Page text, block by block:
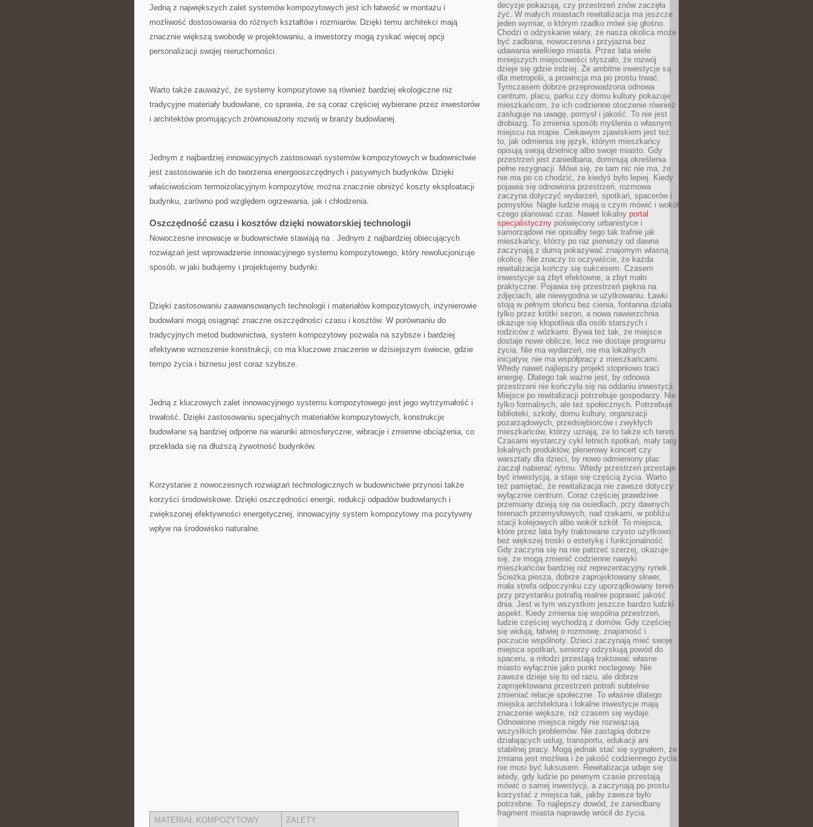
Jedną z największych ⁢zalet systemów kompozytowych ‌jest ich ‍łatwość w⁤ montażu ⁣i
możliwość dostosowania do różnych kształtów i rozmiarów. Dzięki temu architekci ⁢mają
znacznie większą swobodę w projektowaniu, a inwestorzy mogą zyskać więcej⁢ opcji
personalizacji swojej ⁣nieruchomości.
Warto także zauważyć, że systemy kompozytowe są​ również‍ bardziej⁤ ekologiczne niż ​
tradycyjne materiały budowlane,​ co sprawia, że są coraz częściej ‌wybierane przez inwestorów
⁣i architektów‍ promujących⁢ zrównoważony rozwój w ​branży ​budowlanej.
Jednym ⁤z najbardziej innowacyjnych zastosowań systemów kompozytowych w budownictwie
jest zastosowanie⁣ ich do‌ tworzenia energooszczędnych​ i pasywnych ‍budynków. ⁢Dzięki
właściwościom termoizolacyjnym kompozytów, można ⁤znacznie obniżyć ‍koszty⁣ eksploatacji⁢
budynku, zarówno pod względem ogrzewania, jak i chłodzenia.
Oszczędność czasu ⁤i kosztów dzięki nowatorskiej technologii
Nowoczesne innowacje w budownictwie stawiają⁤ na . Jednym z najbardziej obiecujących
rozwiązań jest ​wprowadzenie innowacyjnego ⁢systemu kompozytowego, który rewolucjonizuje ​
sposób, w jaki budujemy i projektujemy budynki.
Dzięki zastosowaniu zaawansowanych technologii i materiałów kompozytowych,⁣ inżynierowie
budowlani ⁤mogą osiągnąć znaczne oszczędności czasu i kosztów. W ‌porównaniu do
tradycyjnych metod budownictwa, system kompozytowy pozwala na szybsze i bardziej
efektywne wznoszenie konstrukcji, co⁢ ma​ kluczowe znaczenie ⁢w dzisiejszym świecie, gdzie
tempo życia ⁣i ​biznesu jest⁤ coraz szybsze.
Jedną z kluczowych⁢ zalet‌ innowacyjnego⁣ systemu kompozytowego jest ⁤jego wytrzymałość ‍i
trwałość. Dzięki zastosowaniu specjalnych‌ materiałów kompozytowych,‍ konstrukcje
budowlane ⁤są bardziej odporne⁤ na warunki atmosferyczne,⁣ wibracje i zmienne obciążenia, co⁣
przekłada się na dłuższą‍ żywotność budynków.
Korzystanie z nowoczesnych‍ rozwiązań ‍technologicznych w budownictwie przynosi także
korzyści⁢ środowiskowe. ‍Dzięki⁤ oszczędności energii, redukcji ⁤odpadów budowlanych‌ i
zwiększonej efektywności energetycznej, innowacyjny system⁣ kompozytowy ma pozytywny
wpływ ⁣na środowisko naturalne.
MATERIAŁ KOMPOZYTOWY
ZALETY
decyzje pokazują, czy przestrzeń znów zaczęła
żyć. W małych miastach rewitalizacja ma jeszcze
jeden wymiar, o którym rzadko mówi się głośno.
Chodzi o odzyskanie wiary, że nasza okolica może
być zadbana, nowoczesna i przyjazna bez
udawania wielkiego miasta. Przez lata wiele
mniejszych miejscowości słyszało, że rozwój
dzieje się gdzie indziej. Że ambitne inwestycje są
dla metropolii, a prowincja ma po prostu trwać.
Tymczasem dobrze przeprowadzona odnowa
centrum, placu, parku czy domu kultury pokazuje
mieszkańcom, że ich codzienne otoczenie również
zasługuje na uwagę, pomysł i jakość. To nie jest
drobiazg. To zmienia sposób myślenia o własnym
miejscu na mapie. Ciekawym zjawiskiem jest też
to, jak odmienia się język, którym mieszkańcy
opisują swoją dzielnicę albo swoje miasto. Gdy
przestrzeń jest zaniedbana, dominują określenia
pełne rezygnacji. Mówi się, że tam nic nie ma, że
nie ma po co chodzić, że kiedyś było lepiej. Kiedy
pojawia się odnowiona przestrzeń, rozmowa
zaczyna dotyczyć wydarzeń, spotkań, spacerów i
pomysłów. Nagle ludzie mają o czym mówić i wokół
czego planować czas. Nawet lokalny portal
specjalistyczny poświęcony urbanistyce i
samorządowi nie opisałby tego tak trafnie jak
mieszkańcy, którzy po raz pierwszy od dawna
zaczynają z dumą pokazywać znajomym własną
okolicę. Nie znaczy to oczywiście, że każda
rewitalizacja kończy się sukcesem. Czasem
inwestycje są zbyt efektowne, a zbyt mało
praktyczne. Pojawia się przestrzeń piękna na
zdjęciach, ale niewygodna w użytkowaniu. Ławki
stoją w pełnym słońcu bez cienia, fontanna działa
tylko przez krótki sezon, a nowa nawierzchnia
okazuje się kłopotliwa dla osób starszych i
rodziców z wózkami. Bywa też tak, że miejsce
dostaje nowe oblicze, lecz nie dostaje programu
życia. Nie ma wydarzeń, nie ma lokalnych
inicjatyw, nie ma współpracy z mieszkańcami.
Wtedy nawet najlepszy projekt stopniowo traci
energię. Dlatego tak ważne jest, by odnowa
przestrzeni nie kończyła się na oddaniu inwestycji.
Miejsce po rewitalizacji potrzebuje gospodarzy. Nie
tylko formalnych, ale też społecznych. Potrzebuje
biblioteki, szkoły, domu kultury, organizacji
pozarządowych, przedsiębiorców i zwykłych
mieszkańców, którzy uznają, że to także ich teren.
Czasami wystarczy cykl letnich spotkań, mały targ
lokalnych produktów, plenerowy koncert czy
warsztaty dla dzieci, by nowo odmieniony plac
zaczął nabierać rytmu. Wtedy przestrzeń przestaje
być inwestycją, a staje się częścią życia. Warto
też pamiętać, że rewitalizacja nie zawsze dotyczy
wyłącznie centrum. Coraz częściej prawdziwe
przemiany dzieją się na osiedlach, przy dawnych
terenach przemysłowych, nad rzekami, w pobliżu
stacji kolejowych albo wokół szkół. To miejsca,
które przez lata były traktowane czysto użytkowo,
bez większej troski o estetykę i funkcjonalność.
Gdy zaczyna się na nie patrzeć szerzej, okazuje
się, że mogą zmienić codzienne nawyki
mieszkańców bardziej niż reprezentacyjny rynek.
Ścieżka piesza, dobrze zaprojektowany skwer,
mała strefa odpoczynku czy uporządkowany teren
przy przystanku potrafią realnie poprawić jakość
dnia. Jest w tym wszystkim jeszcze bardzo ludzki
aspekt. Kiedy zmienia się wspólna przestrzeń,
ludzie częściej wychodzą z domów. Gdy częściej
się widują, łatwiej o rozmowę, znajomość i
poczucie wspólnoty. Dzieci zaczynają mieć swoje
miejsca spotkań, seniorzy odzyskują powód do
spaceru, a młodzi przestają traktować własne
miasto wyłącznie jako punkt noclegowy. Nie
zawsze dzieje się to od razu, ale dobrze
zaprojektowana przestrzeń potrafi subtelnie
zmieniać relacje społeczne. To właśnie dlatego
miejska architektura i lokalne inwestycje mają
znaczenie większe, niż czasem się wydaje.
Odnowione miejsca nigdy nie rozwiązują
wszystkich problemów. Nie zastąpią dobrze
działających usług, transportu, edukacji ani
stabilnej pracy. Mogą jednak stać się sygnałem, że
zmiana jest możliwa i że jakość codziennego życia
nie musi być luksusem. Rewitalizacja udaje się
wtedy, gdy ludzie po pewnym czasie przestają
mówić o samej inwestycji, a zaczynają po prostu
korzystać z miejsca tak, jakby zawsze było
potrzebne. To najlepszy dowód, że zaniedbany
fragment miasta naprawdę wrócił do życia.